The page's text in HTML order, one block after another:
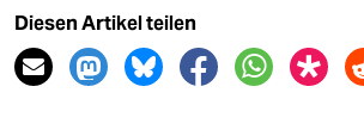
Diesen Artikel teilen